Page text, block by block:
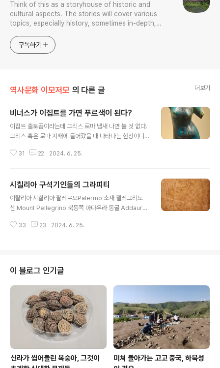
Think of this as a storyhouse of historic and
cultural aspects. The stories will cover various
topics, especially history, sometimes in-depth,
approach will be to resist any common sense or
generalized viewpoint
구독하기
역사문화 이모저모 의 다른 글 더보기
비너스가 이집트를 가면 푸르색이 된다?
이집트 출토품이라는데 그리스 로마 냄새 나면 볼 것 없다.
그리스 혹은 로마 지배에 들어갔을 때 나타나는 현상이니
mene, 곧 "바다에서 떠오르는 비너스 Venus Rising Fr
ne ("Venus Rising From the Sea"). Faience, Egyp
tian blue, 12cms.그리스로마시대 기원전 300~기원후
300. Graeco-Roman Period, ca. 30 BC - 300 A
e Calouste Gulbenkian Mus..
31 22 2024. 6. 25.
시칠리아 구석기인들의 그라피티
이탈리아 시칠리아 팔레르모Palermo 소재 펠레그리노
산 Mount Pellegrino 북동쪽 아다우라 동굴 Addaura
이다.] 이라는 데서 발견되었다는 후기 에피그라베티아Epi
33 23 2024. 6. 25.
이 블로그 인기글
신라가 씹어돌린 복숭아, 그것이
미쳐 돌아가는 고고 중국, 하북성